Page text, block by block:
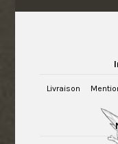
Livraison